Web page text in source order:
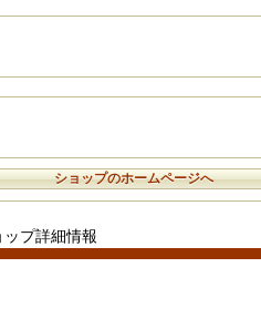
ショップのホームページへ
ップ詳細情報